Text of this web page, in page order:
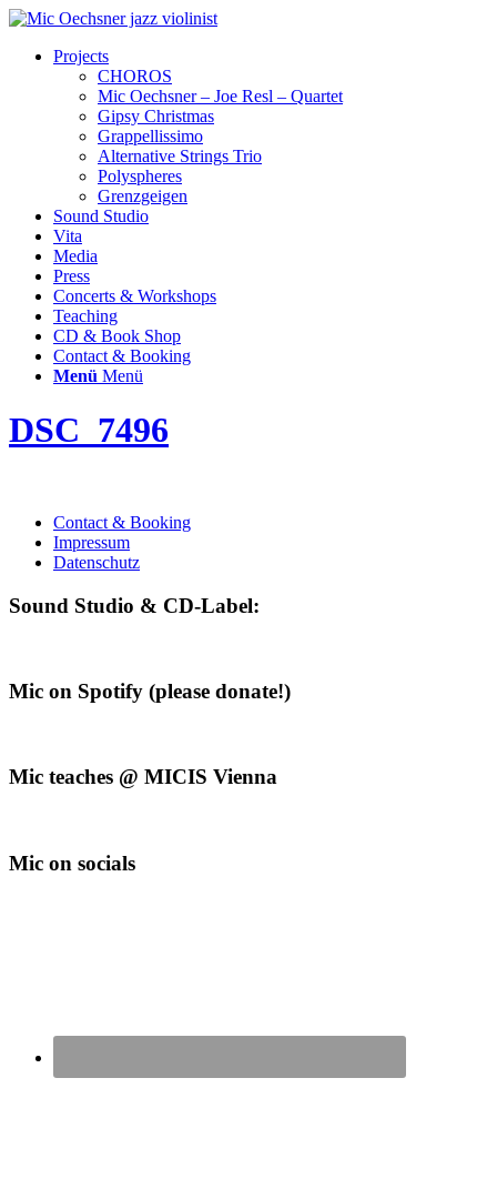
Projects
CHOROS
Mic Oechsner – Joe Resl – Quartet
Gipsy Christmas
Grappellissimo
Alternative Strings Trio
Polyspheres
Grenzgeigen
Sound Studio
Vita
Media
Press
Concerts & Workshops
Teaching
CD & Book Shop
Contact & Booking
Menü Menü
DSC_7496
Contact & Booking
Impressum
Datenschutz
Sound Studio & CD-Label:
Mic on Spotify (please donate!)
Mic teaches @ MICIS Vienna
Mic on socials